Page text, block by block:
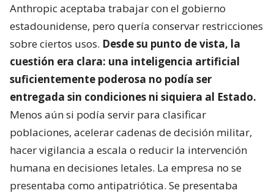
Anthropic aceptaba trabajar con el gobierno
estadounidense, pero quería conservar restricciones
sobre ciertos usos. Desde su punto de vista, la
cuestión era clara: una inteligencia artificial
suficientemente poderosa no podía ser
entregada sin condiciones ni siquiera al Estado.
Menos aún si podía servir para clasificar
poblaciones, acelerar cadenas de decisión militar,
hacer vigilancia a escala o reducir la intervención
humana en decisiones letales. La empresa no se
presentaba como antipatriótica. Se presentaba